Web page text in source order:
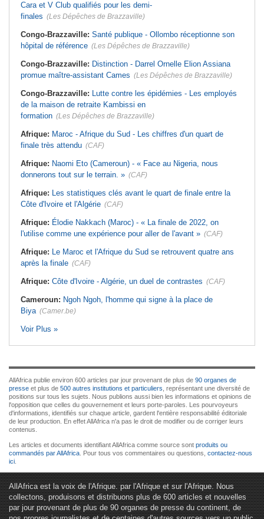
Cara et V Club qualifiés pour les demi-
finales (Les Dépêches de Brazzaville)
Congo-Brazzaville: Santé publique - Ollombo réceptionne son
hôpital de référence (Les Dépêches de Brazzaville)
Congo-Brazzaville: Distinction - Darrel Ornelle Elion Assiana
promue maître-assistant Cames (Les Dépêches de Brazzaville)
Congo-Brazzaville: Lutte contre les épidémies - Les employés
de la maison de retraite Kambissi en
formation (Les Dépêches de Brazzaville)
Afrique: Maroc - Afrique du Sud - Les chiffres d'un quart de
finale très attendu (CAF)
Afrique: Naomi Eto (Cameroun) - « Face au Nigeria, nous
donnerons tout sur le terrain. » (CAF)
Afrique: Les statistiques clés avant le quart de finale entre la
Côte d'Ivoire et l'Algérie (CAF)
Afrique: Élodie Nakkach (Maroc) - « La finale de 2022, on
l'utilise comme une expérience pour aller de l'avant » (CAF)
Afrique: Le Maroc et l'Afrique du Sud se retrouvent quatre ans
après la finale (CAF)
Afrique: Côte d'Ivoire - Algérie, un duel de contrastes (CAF)
Cameroun: Ngoh Ngoh, l'homme qui signe à la place de
Biya (Camer.be)
Voir Plus »
AllAfrica publie environ 600 articles par jour provenant de plus de 90 organes de
presse et plus de 500 autres institutions et particuliers , représentant une diversité de
positions sur tous les sujets. Nous publions aussi bien les informations et opinions de
l'opposition que celles du gouvernement et leurs porte-paroles. Les pourvoyeurs
d'informations, identifiés sur chaque article, gardent l'entière responsabilité éditoriale
de leur production. En effet AllAfrica n'a pas le droit de modifier ou de corriger leurs
contenus.
Les articles et documents identifiant AllAfrica comme source sont produits ou
commandés par AllAfrica . Pour tous vos commentaires ou questions, contactez-nous
ici
AllAfrica est la voix de l'Afrique. par l'Afrique et sur l'Afrique. Nous
collectons, produisons et distribuons plus de 600 articles et nouvelles
par jour provenant de plus de 90 organes de presse du continent, de